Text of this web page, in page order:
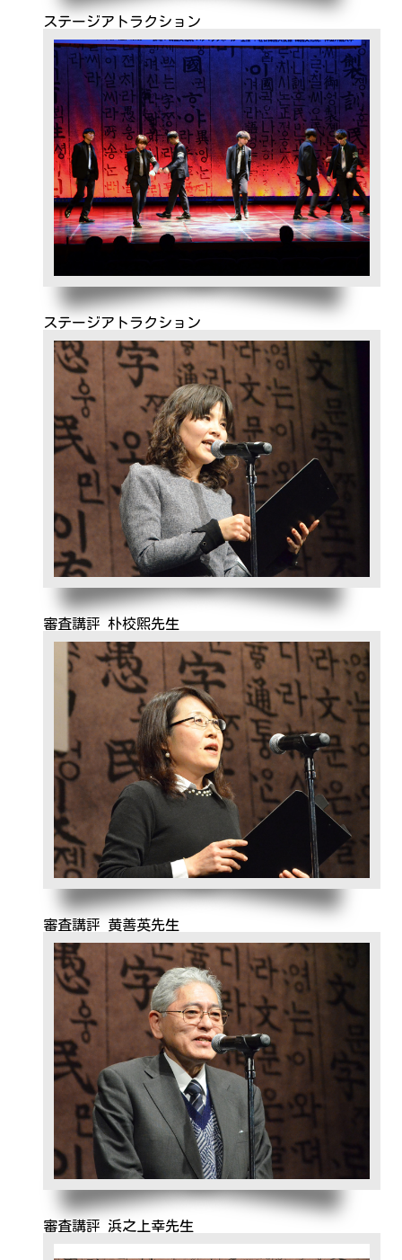
ステージアトラクション
ステージアトラクション
審査講評 朴校煕先生
審査講評 黄善英先生
審査講評 浜之上幸先生